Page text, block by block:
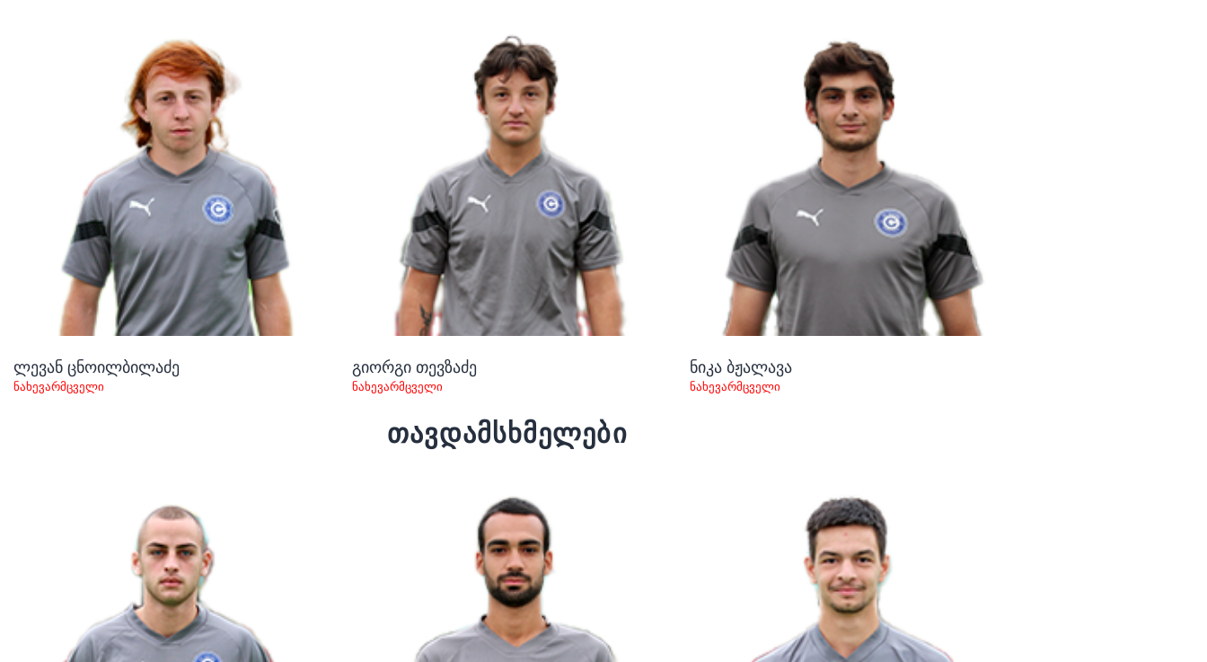
ლევან ცნოილბილაძე
ნახევარმცველი
გიორგი თევზაძე
ნახევარმცველი
ნიკა ბჟალავა
ნახევარმცველი
თავდამსხმელები